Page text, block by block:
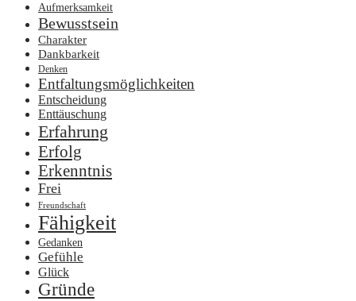
Aufmerksamkeit
Bewusstsein
Charakter
Dankbarkeit
Denken
Entfaltungsmöglichkeiten
Entscheidung
Enttäuschung
Erfahrung
Erfolg
Erkenntnis
Frei
Freundschaft
Fähigkeit
Gedanken
Gefühle
Glück
Gründe